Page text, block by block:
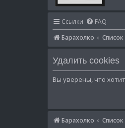
Ссылки FAQ
Барахолко
Удалить cookies
Вы уверены, что
Барахолко